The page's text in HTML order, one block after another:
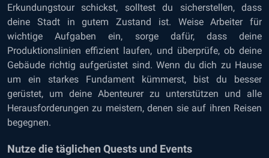
Erkundungstour schickst, solltest du sicherstellen, dass
deine Stadt in gutem Zustand ist. Weise Arbeiter für
wichtige Aufgaben ein, sorge dafür, dass deine
Produktionslinien effizient laufen, und überprüfe, ob deine
Gebäude richtig aufgerüstet sind. Wenn du dich zu Hause
um ein starkes Fundament kümmerst, bist du besser
gerüstet, um deine Abenteurer zu unterstützen und alle
Herausforderungen zu meistern, denen sie auf ihren Reisen
begegnen.
Nutze die täglichen Quests und Events